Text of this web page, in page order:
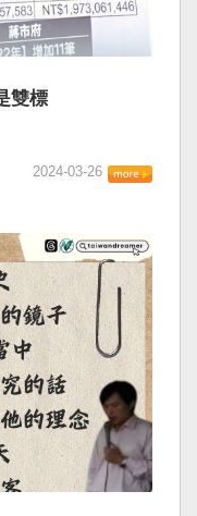
雙標
2024-03-26